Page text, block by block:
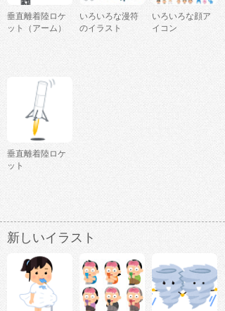
垂直離着陸ロケ
ット（アーム）
いろいろな漫符
のイラスト
いろいろな顔ア
イコン
垂直離着陸ロケ
ット
新しいイラスト